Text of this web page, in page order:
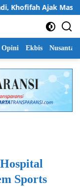
Ajak Masyarakat
Opini Ekbis Nusantara
Sports